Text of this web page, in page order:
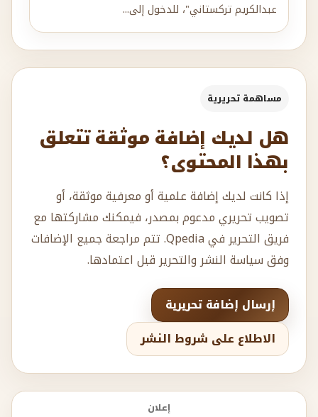
عبدالكريم تركستاني"، للدخول إلى...
مساهمة تحريرية
هل لديك إضافة موثقة تتعلق
بهذا المحتوى؟
إذا كانت لديك إضافة علمية أو معرفية موثقة، أو
تصويب تحريري مدعوم بمصدر، فيمكنك مشاركتها مع
فريق التحرير في Qpedia. تتم مراجعة جميع الإضافات
وفق سياسة النشر والتحرير قبل اعتمادها.
إرسال إضافة تحريرية
الاطلاع على شروط النشر
إعلان